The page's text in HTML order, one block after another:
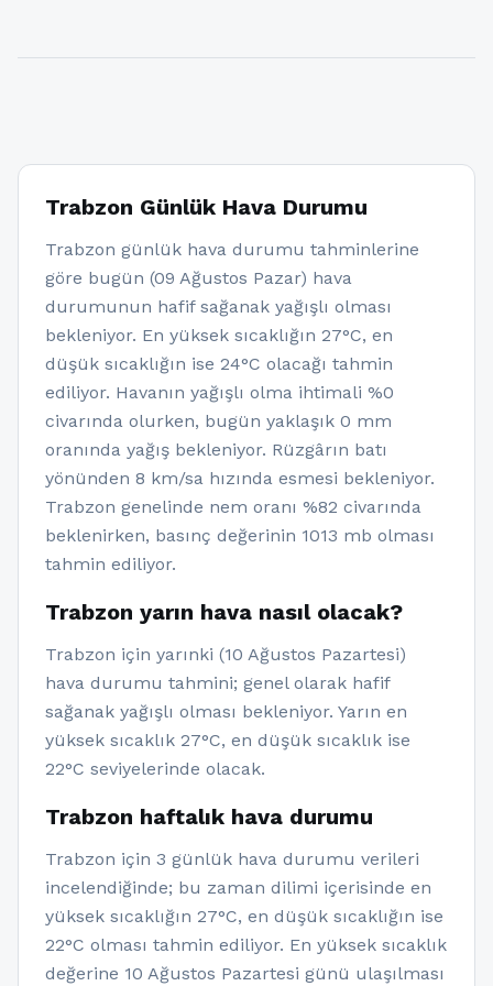
Trabzon Günlük Hava Durumu
Trabzon günlük hava durumu tahminlerine
göre bugün (09 Ağustos Pazar) hava
durumunun hafif sağanak yağışlı olması
bekleniyor. En yüksek sıcaklığın 27°C, en
düşük sıcaklığın ise 24°C olacağı tahmin
ediliyor. Havanın yağışlı olma ihtimali %0
civarında olurken, bugün yaklaşık 0 mm
oranında yağış bekleniyor. Rüzgârın batı
yönünden 8 km/sa hızında esmesi bekleniyor.
Trabzon genelinde nem oranı %82 civarında
beklenirken, basınç değerinin 1013 mb olması
tahmin ediliyor.
Trabzon yarın hava nasıl olacak?
Trabzon için yarınki (10 Ağustos Pazartesi)
hava durumu tahmini; genel olarak hafif
sağanak yağışlı olması bekleniyor. Yarın en
yüksek sıcaklık 27°C, en düşük sıcaklık ise
22°C seviyelerinde olacak.
Trabzon haftalık hava durumu
Trabzon için 3 günlük hava durumu verileri
incelendiğinde; bu zaman dilimi içerisinde en
yüksek sıcaklığın 27°C, en düşük sıcaklığın ise
22°C olması tahmin ediliyor. En yüksek sıcaklık
değerine 10 Ağustos Pazartesi günü ulaşılması